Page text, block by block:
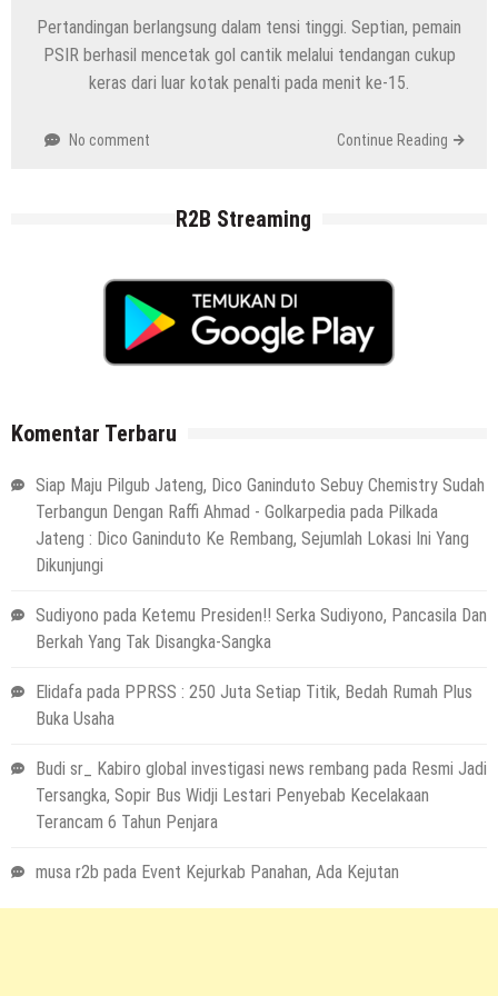
Pertandingan berlangsung dalam tensi tinggi. Septian, pemain
PSIR berhasil mencetak gol cantik melalui tendangan cukup
keras dari luar kotak penalti pada menit ke-15.
No comment Continue Reading
R2B Streaming
Komentar Terbaru
Siap Maju Pilgub Jateng, Dico Ganinduto Sebuy Chemistry Sudah
Terbangun Dengan Raffi Ahmad - Golkarpedia pada Pilkada
Jateng : Dico Ganinduto Ke Rembang, Sejumlah Lokasi Ini Yang
Dikunjungi
Sudiyono pada Ketemu Presiden!! Serka Sudiyono, Pancasila Dan
Berkah Yang Tak Disangka-Sangka
Elidafa pada PPRSS : 250 Juta Setiap Titik, Bedah Rumah Plus
Buka Usaha
Budi sr_ Kabiro global investigasi news rembang pada Resmi Jadi
Tersangka, Sopir Bus Widji Lestari Penyebab Kecelakaan
Terancam 6 Tahun Penjara
musa r2b pada Event Kejurkab Panahan, Ada Kejutan